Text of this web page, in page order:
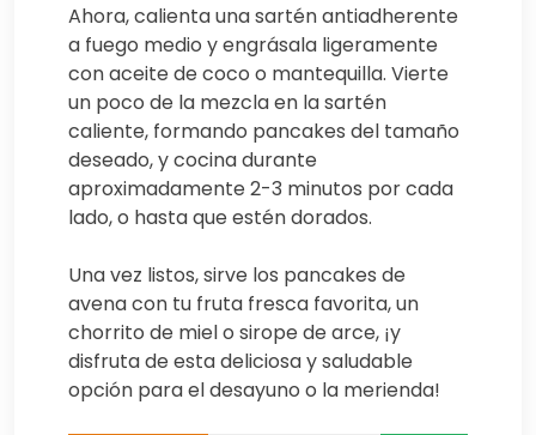
Ahora, calienta una sartén antiadherente
a fuego medio y engrásala ligeramente
con aceite de coco o mantequilla. Vierte
un poco de la mezcla en la sartén
caliente, formando pancakes del tamaño
deseado, y cocina durante
aproximadamente 2-3 minutos por cada
lado, o hasta que estén dorados.
Una vez listos, sirve los pancakes de
avena con tu fruta fresca favorita, un
chorrito de miel o sirope de arce, ¡y
disfruta de esta deliciosa y saludable
opción para el desayuno o la merienda!